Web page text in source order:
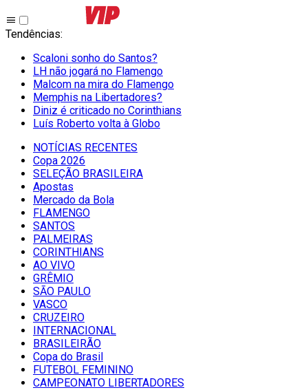
Tendências:
Scaloni sonho do Santos?
LH não jogará no Flamengo
Malcom na mira do Flamengo
Memphis na Libertadores?
Diniz é criticado no Corinthians
Luís Roberto volta à Globo
NOTÍCIAS RECENTES
Copa 2026
SELEÇÃO BRASILEIRA
Apostas
Mercado da Bola
FLAMENGO
SANTOS
PALMEIRAS
CORINTHIANS
AO VIVO
GRÊMIO
SĀO PAULO
VASCO
CRUZEIRO
INTERNACIONAL
BRASILEIRÃO
Copa do Brasil
FUTEBOL FEMININO
CAMPEONATO LIBERTADORES